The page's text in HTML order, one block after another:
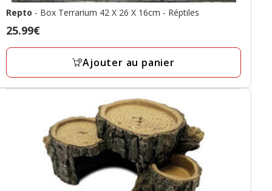
Repto - Box Terrarium 42 X 26 X 16cm - Réptiles
Prix
25.99€
25.99€
Ajouter au panier